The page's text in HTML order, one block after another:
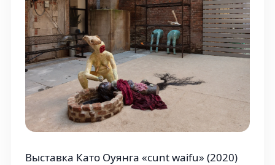
Выставка Като Оуянга «cunt waifu» (2020)